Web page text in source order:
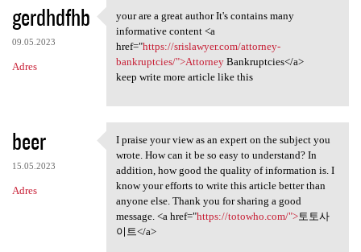
gerdhdfhb
09.05.2023
Adres
your are a great author It's
your are a great author It's contains many
informative content <a
href="https://srislawyer.com/attorney-
bankruptcies/">AttorneyBankruptcies</a>
keep write more article like this
beer
15.05.2023
Adres
I praise your view as an
I praise your view as an expert on the subject you
wrote. How can it be so easy to understand? In
addition, how good the quality of information is. I
know your efforts to write this article better than
anyone else. Thank you for sharing a good
message. <a href="https://totowho.com/">토토사
이트</a>